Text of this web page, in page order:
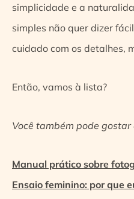
simplicidade e a
simples não quer dizer
cuidado com os detalhes,
Então, vamos à lista?
Você também pode gostar
Manual prático sobre
Ensaio feminino: por que